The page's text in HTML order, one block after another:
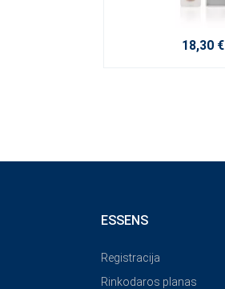
18,30 €
ESSENS
Registracija
Rinkodaros planas